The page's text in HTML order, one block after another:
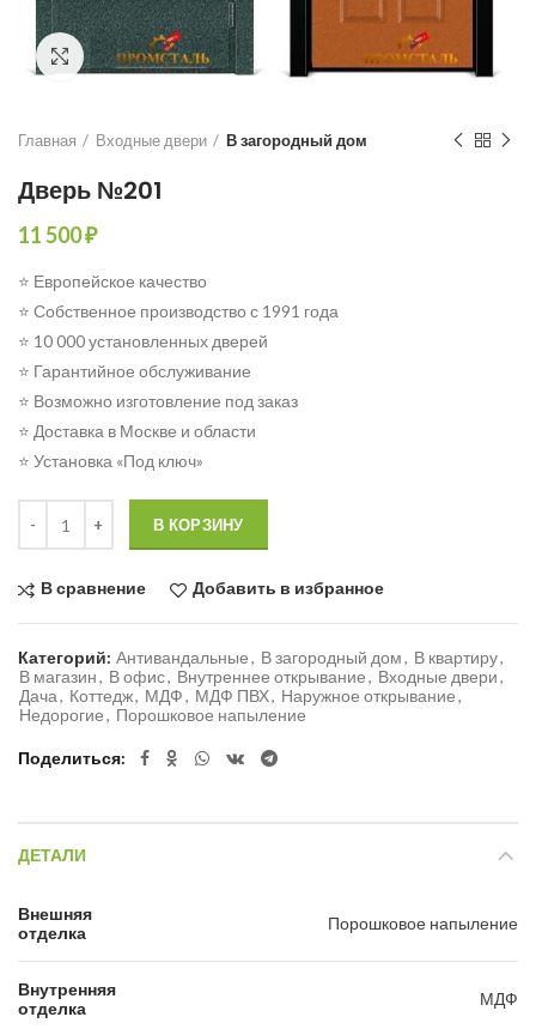
Click to enlarge
Главная Входные двери В загородный дом
Дверь №201
11 500₽
⭐ Европейское качество
⭐ Собственное производство с 1991 года
⭐ 10 000 установленных дверей
⭐ Гарантийное обслуживание
⭐ Возможно изготовление под заказ
⭐ Доставка в Москве и области
⭐ Установка «Под ключ»
В КОРЗИНУ
В сравнение Добавить в избранное
Категорий: Антивандальные, В загородный дом, В квартиру,
В магазин, В офис, Внутреннее открывание, Входные двери,
Дача, Коттедж, МДФ, МДФ ПВХ, Наружное открывание,
Недорогие, Порошковое напыление
Поделиться
ДЕТАЛИ
Внешняя
отделка
Порошковое напыление
Внутренняя
отделка
МДФ